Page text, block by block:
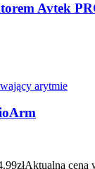
Avtek
złAktualna cena